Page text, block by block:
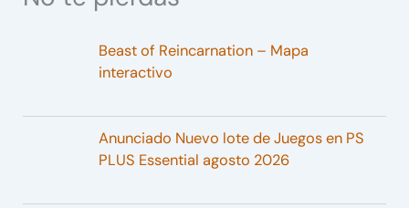
Beast of Reincarnation – Mapa
interactivo
Anunciado Nuevo lote de Juegos en PS
PLUS Essential agosto 2026